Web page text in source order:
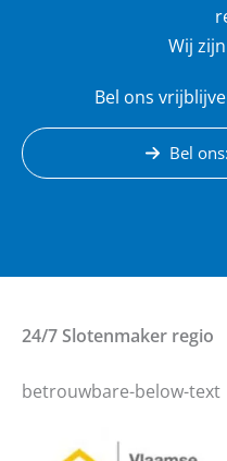
Wij
Bel ons
Bel
24/7 Slotenmaker regio
betrouwbare-below-text